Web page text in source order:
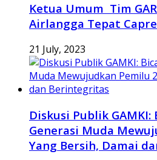
Ketua Umum Tim
Airlangga Tepat
21 July, 2023
Diskusi Publik GAMKI:
Generasi Muda
Yang Bersih, Damai